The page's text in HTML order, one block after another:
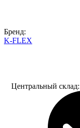
Бренд:
K-FLEX
Центральный склад: